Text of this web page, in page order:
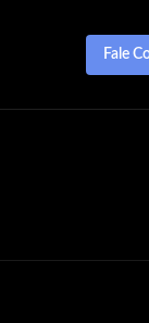
Fale